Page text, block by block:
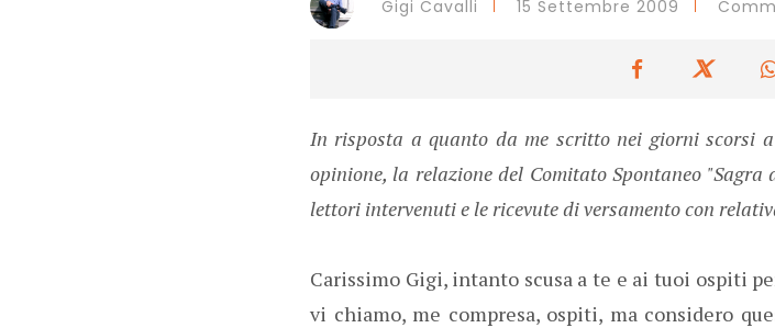
Gigi Cavalli 15 Settembre 2009
In risposta a quanto da me scritto nei giorni scorsi
opinione, la relazione del Comitato Spontaneo
lettori intervenuti e le ricevute di versamento con
Carissimo Gigi, intanto scusa a te e ai tuoi ospiti
vi chiamo, me compresa, ospiti, ma considero